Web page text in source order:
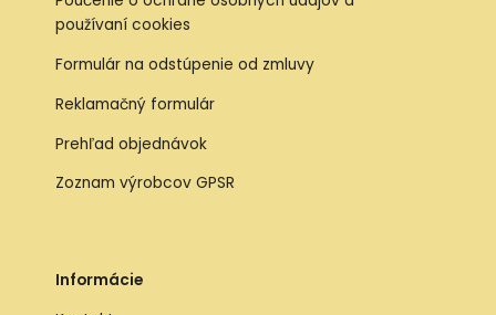
používaní cookies
Formulár na odstúpenie od zmluvy
Reklamačný formulár
Prehľad objednávok
Zoznam výrobcov GPSR
Informácie